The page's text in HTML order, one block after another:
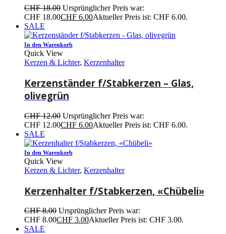
CHF18.00 Ursprünglicher Preis war:
CHF 18.00CHF 6.00Aktueller Preis ist: CHF 6.00.
SALE
In den Warenkorb
Quick View
Kerzen & Lichter, Kerzenhalter
Kerzenständer f/Stabkerzen – Glas,
olivegrün
CHF12.00 Ursprünglicher Preis war:
CHF 12.00CHF 6.00Aktueller Preis ist: CHF 6.00.
SALE
In den Warenkorb
Quick View
Kerzen & Lichter, Kerzenhalter
Kerzenhalter f/Stabkerzen, «Chübeli»
CHF8.00 Ursprünglicher Preis war:
CHF 8.00CHF 3.00Aktueller Preis ist: CHF 3.00.
SALE